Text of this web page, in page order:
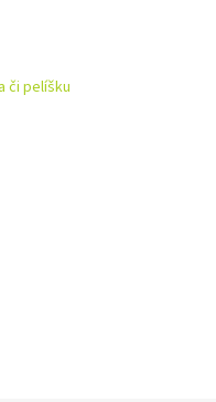
či pelíšku